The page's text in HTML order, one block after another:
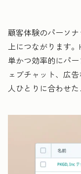
顧客体験のパーソ
上につながります
単かつ効率的にパ
ェブチャット、広
人ひとりに合わせた